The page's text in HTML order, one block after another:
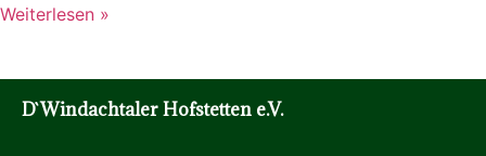
Weiterlesen »
D`Windachtaler Hofstetten e.V.